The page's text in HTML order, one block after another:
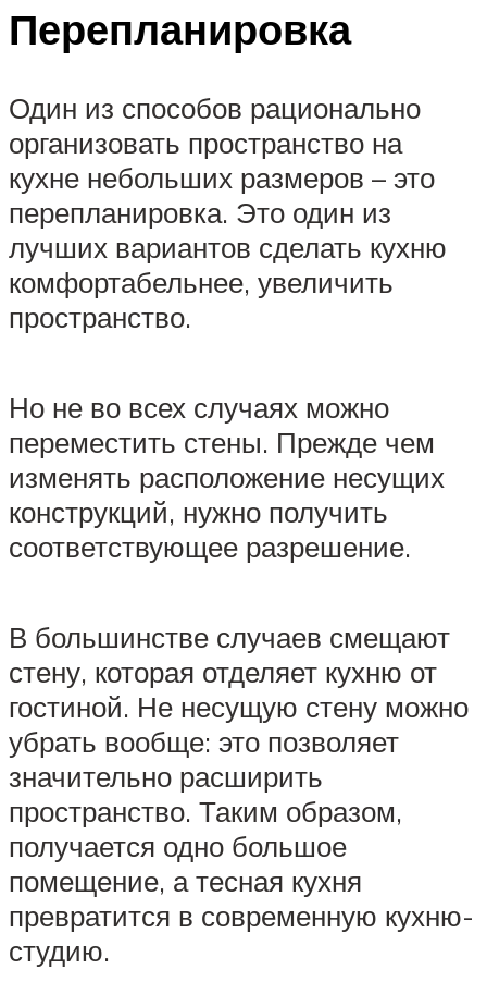
Перепланировка
Один из способов рационально
организовать пространство на
кухне небольших размеров – это
перепланировка. Это один из
лучших вариантов сделать кухню
комфортабельнее, увеличить
пространство.
Но не во всех случаях можно
переместить стены. Прежде чем
изменять расположение несущих
конструкций, нужно получить
соответствующее разрешение.
В большинстве случаев смещают
стену, которая отделяет кухню от
гостиной. Не несущую стену можно
убрать вообще: это позволяет
значительно расширить
пространство. Таким образом,
получается одно большое
помещение, а тесная кухня
превратится в современную кухню-
студию.